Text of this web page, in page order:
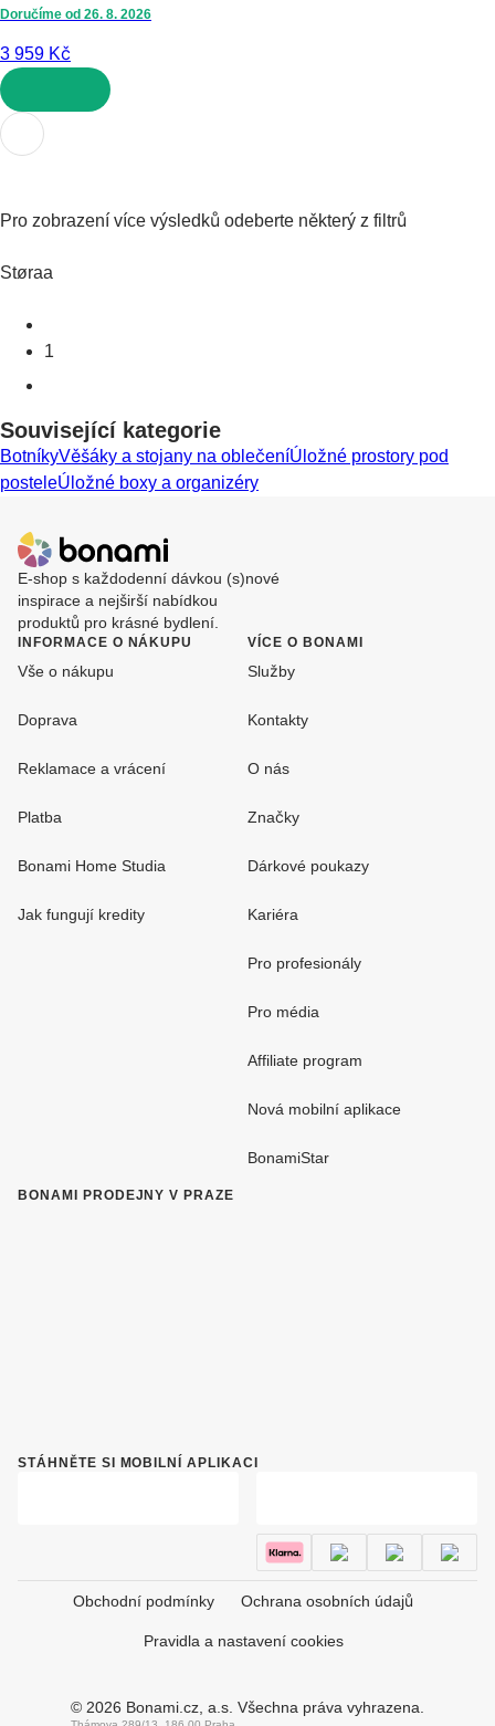
Doručíme od 26. 8. 2026
3 959 Kč
DO KOŠÍKU
Pro zobrazení více výsledků odeberte některý z filtrů
Støraa
1
Související kategorie
BotníkyVěšáky a stojany na oblečeníÚložné prostory pod
posteleÚložné boxy a organizéry
E-shop s každodenní dávkou (s)nové
inspirace a nejširší nabídkou
produktů pro krásné bydlení.
INFORMACE O NÁKUPU
Vše o nákupu
Doprava
Reklamace a vrácení
Platba
Bonami Home Studia
Jak fungují kredity
VÍCE O BONAMI
Služby
Kontakty
O nás
Značky
Dárkové poukazy
Kariéra
Pro profesionály
Pro média
Affiliate program
Nová mobilní aplikace
BonamiStar
BONAMI PRODEJNY V PRAZE
STÁHNĚTE SI MOBILNÍ APLIKACI
Obchodní podmínky Ochrana osobních údajů
Pravidla a nastavení cookies
© 2026 Bonami.cz, a.s. Všechna práva vyhrazena.